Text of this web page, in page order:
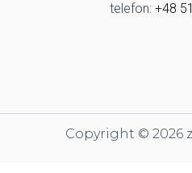
telefon: +48
Copyright © 2026